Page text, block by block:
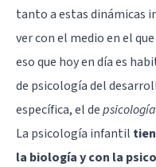
tanto a estas dinámicas
ver con el medio en el
eso que hoy en día es
de psicología del
específica, el de
La psicología infantil
la biología y con la